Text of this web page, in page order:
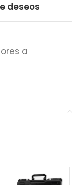
deseos
a